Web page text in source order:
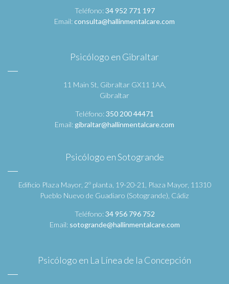
Teléfono:34 952 771 197
Email:consulta@hallinmentalcare.com
Psicólogo en Gibraltar
11 Main St, Gibraltar GX11 1AA,
Gibraltar
Teléfono:350 200 44471
Email: gibraltar@hallinmentalcare.com
Psicólogo en Sotogrande
Edificio Plaza Mayor, 2º planta, 19-20-21, Plaza Mayor, 11310
Pueblo Nuevo de Guadiaro (Sotogrande), Cádiz
Teléfono:34 956 796 752
Email: sotogrande@hallinmentalcare.com
Psicólogo en La Línea de la Concepción